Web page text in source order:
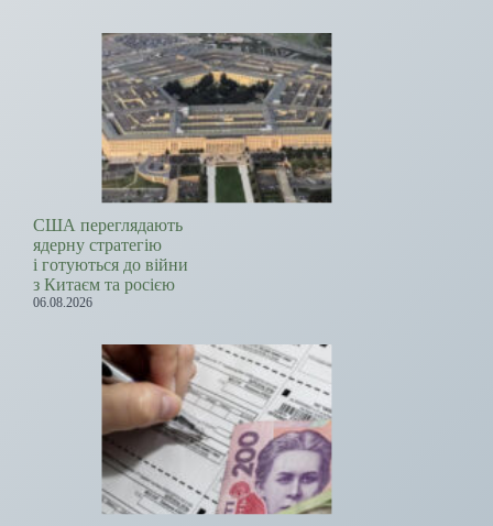
США переглядають
ядерну стратегію
і готуються до війни
з Китаєм та росією
06.08.2026